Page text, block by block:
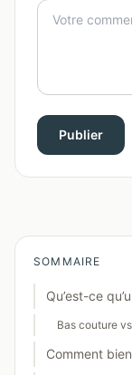
Publier
SOMMAIRE
Qu’est-ce
Bas couture
Comment